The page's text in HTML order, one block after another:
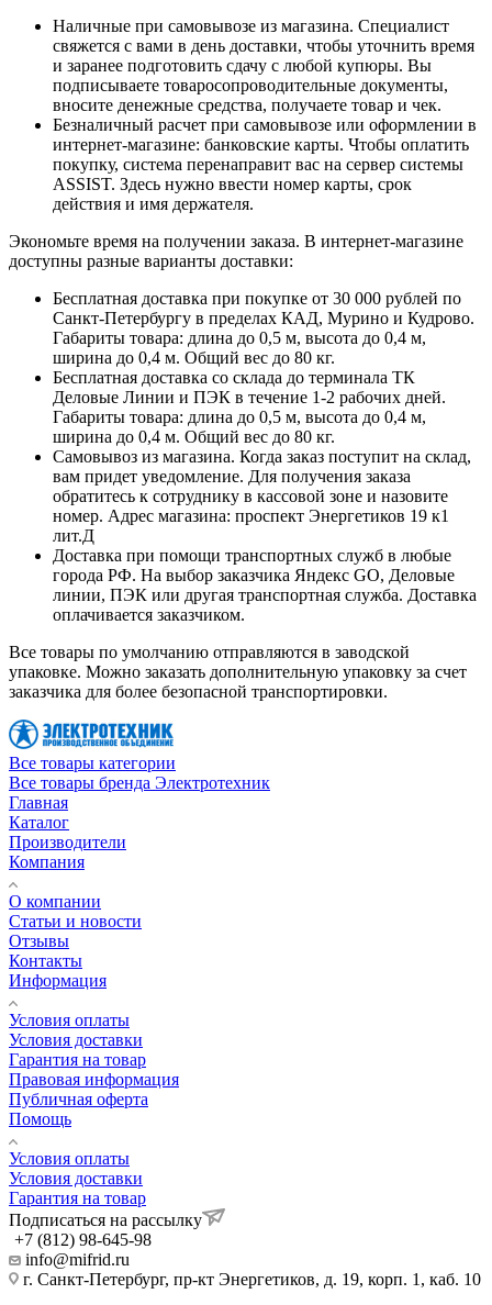
Наличные при самовывозе из магазина. Специалист
свяжется с вами в день доставки, чтобы уточнить время
и заранее подготовить сдачу с любой купюры. Вы
подписываете товаросопроводительные документы,
вносите денежные средства, получаете товар и чек.
Безналичный расчет при самовывозе или оформлении в
интернет-магазине: банковские карты. Чтобы оплатить
покупку, система перенаправит вас на сервер системы
ASSIST. Здесь нужно ввести номер карты, срок
действия и имя держателя.
Экономьте время на получении заказа. В интернет-магазине
доступны разные варианты доставки:
Бесплатная доставка при покупке от 30 000 рублей по
Санкт-Петербургу в пределах КАД, Мурино и Кудрово.
Габариты товара: длина до 0,5 м, высота до 0,4 м,
ширина до 0,4 м. Общий вес до 80 кг.
Бесплатная доставка со склада до терминала ТК
Деловые Линии и ПЭК в течение 1-2 рабочих дней.
Габариты товара: длина до 0,5 м, высота до 0,4 м,
ширина до 0,4 м. Общий вес до 80 кг.
Самовывоз из магазина. Когда заказ поступит на склад,
вам придет уведомление. Для получения заказа
обратитесь к сотруднику в кассовой зоне и назовите
номер. Адрес магазина: проспект Энергетиков 19 к1
лит.Д
Доставка при помощи транспортных служб в любые
города РФ. На выбор заказчика Яндекс GO, Деловые
линии, ПЭК или другая транспортная служба. Доставка
оплачивается заказчиком.
Все товары по умолчанию отправляются в заводской
упаковке. Можно заказать дополнительную упаковку за счет
заказчика для более безопасной транспортировки.
Все товары категории
Все товары бренда Электротехник
Главная
Каталог
Производители
Компания
О компании
Статьи и новости
Отзывы
Контакты
Информация
Условия оплаты
Условия доставки
Гарантия на товар
Правовая информация
Публичная оферта
Помощь
Условия оплаты
Условия доставки
Гарантия на товар
Подписаться на рассылку
+7 (812) 98-645-98
info@mifrid.ru
г. Санкт-Петербург, пр-кт Энергетиков, д. 19, корп. 1, каб. 10